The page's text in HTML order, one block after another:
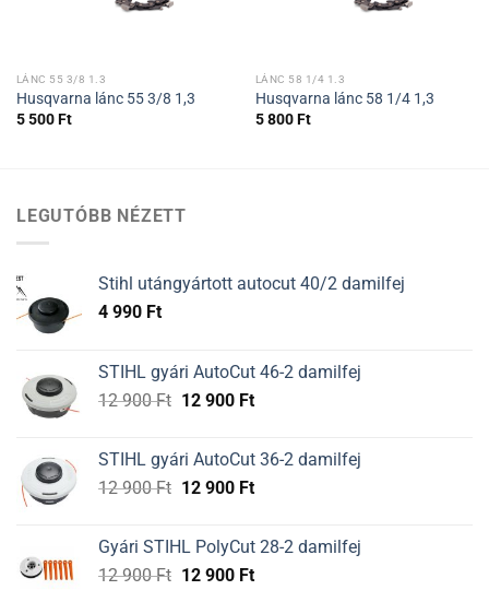
LÁNC 55 3/8 1.3
Husqvarna lánc 55 3/8 1,3
5 500Ft
LÁNC 58 1/4 1.3
Husqvarna lánc 58 1/4 1,3
5 800Ft
LEGUTÓBB NÉZETT
Stihl utángyártott autocut 40/2 damilfej
4 990 Ft
STIHL gyári AutoCut 46-2 damilfej
12 900Ft Original
12
900 Ft.
12 900 FtCurrent
12
900 Ft.
STIHL gyári AutoCut 36-2 damilfej
12 900Ft Original
12
900 Ft.
12 900 FtCurrent
12
900 Ft.
Gyári STIHL PolyCut 28-2 damilfej
12 900Ft Original
12 900 FtCurrent